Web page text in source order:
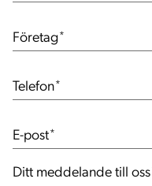
Företag*
Telefon*
E-post*
Ditt meddelande till oss